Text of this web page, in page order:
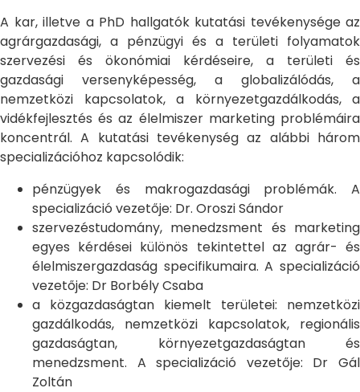
A kar, illetve a PhD hallgatók kutatási tevékenysége az
agrárgazdasági, a pénzügyi és a területi folyamatok
szervezési és ökonómiai kérdéseire, a területi és
gazdasági versenyképesség, a globalizálódás, a
nemzetközi kapcsolatok, a környezetgazdálkodás, a
vidékfejlesztés és az élelmiszer marketing problémáira
koncentrál. A kutatási tevékenység az alábbi három
specializációhoz kapcsolódik:
pénzügyek és makrogazdasági problémák. A
specializáció vezetője: Dr. Oroszi Sándor
szervezéstudomány, menedzsment és marketing
egyes kérdései különös tekintettel az agrár- és
élelmiszergazdaság specifikumaira. A specializáció
vezetője: Dr Borbély Csaba
a közgazdaságtan kiemelt területei: nemzetközi
gazdálkodás, nemzetközi kapcsolatok, regionális
gazdaságtan, környezetgazdaságtan és
menedzsment. A specializáció vezetője: Dr Gál
Zoltán